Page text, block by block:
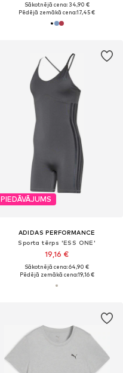
Sākotnējā cena: 34,90 €
Pēdējā zemākā cena:17,45 €
PIEDĀVĀJUMS
ADIDAS PERFORMANCE
Sporta tērps 'ESS ONE'
19,16 €
Sākotnējā cena: 64,90 €
Pēdējā zemākā cena:19,16 €